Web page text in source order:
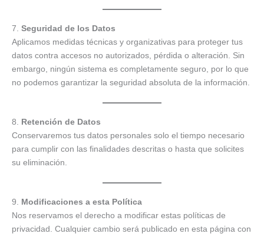
7. Seguridad de los Datos
Aplicamos medidas técnicas y organizativas para proteger tus
datos contra accesos no autorizados, pérdida o alteración. Sin
embargo, ningún sistema es completamente seguro, por lo que
no podemos garantizar la seguridad absoluta de la información.
8. Retención de Datos
Conservaremos tus datos personales solo el tiempo necesario
para cumplir con las finalidades descritas o hasta que solicites
su eliminación.
9. Modificaciones a esta Política
Nos reservamos el derecho a modificar estas políticas de
privacidad. Cualquier cambio será publicado en esta página con